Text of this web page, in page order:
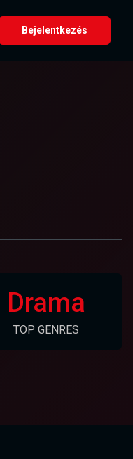
Bejelentkezés
Drama
TOP GENRES